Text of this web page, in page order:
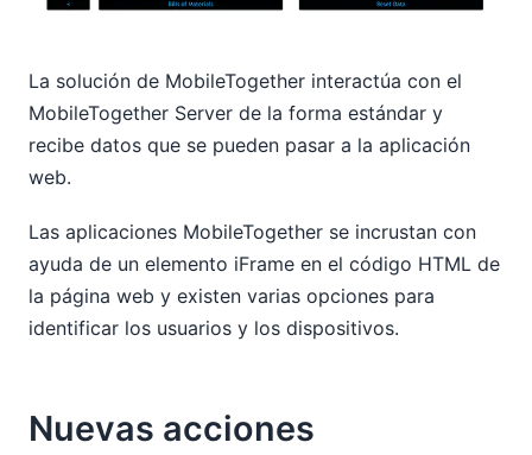
La solución de MobileTogether interactúa con el
MobileTogether Server de la forma estándar y
recibe datos que se pueden pasar a la aplicación
web.
Las aplicaciones MobileTogether se incrustan con
ayuda de un elemento iFrame en el código HTML de
la página web y existen varias opciones para
identificar los usuarios y los dispositivos.
Nuevas acciones